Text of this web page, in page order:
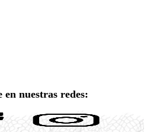
en nuestras redes: